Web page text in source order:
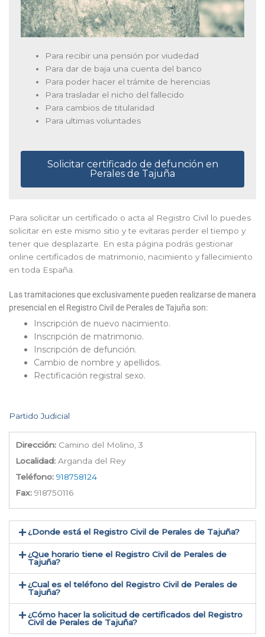
Para recibir una pensión por viudedad
Para dar de baja una cuenta del banco
Para poder hacer el trámite de herencias
Para trasladar el nicho del fallecido
Para cambios de titularidad
Para ultimas voluntades
Solicitar certificado de defunción en
Perales de Tajuña
Para solicitar un certificado o acta al Registro Civil lo puedes
solicitar en este mismo sitio y te evitaras perder el tiempo y
tener que desplazarte. En esta página podrás gestionar
online certificados de matrimonio, nacimiento y fallecimiento
en toda España.
Las tramitaciones que exclusivamente pueden realizarse de manera
presencial en el Registro Civil de Perales de Tajuña son:
Inscripción de nuevo nacimiento.
Inscripción de matrimonio.
Inscripción de defunción.
Cambio de nombre y apellidos.
Rectificación registral sexo.
Partido Judicial
Dirección: Camino del Molino, 3
Localidad: Arganda del Rey
Teléfono: 918758124
Fax: 918750116
¿Donde está el Registro Civil de Perales de Tajuña​?
¿Que horario tiene el Registro Civil de Perales de
Tajuña?
¿Cual es el teléfono del Registro Civil de Perales de
Tajuña​?
¿Cómo hacer la solicitud de certificados del Registro
Civil de Perales de Tajuña​?